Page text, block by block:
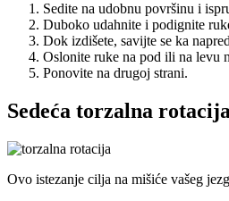
Sedite na udobnu površinu i
Duboko udahnite i podignite
Dok izdišete, savijte se ka
Oslonite ruke na pod ili na levu
Ponovite na drugoj strani.
Sedeća torzalna
Ovo istezanje cilja na mišiće vašeg